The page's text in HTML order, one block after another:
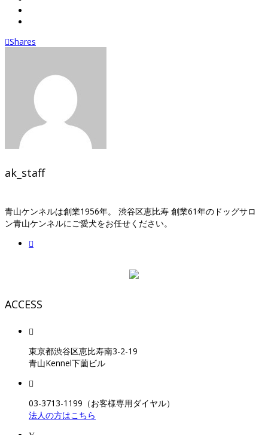
Shares
ak_staff
青山ケンネルは創業1956年。 渋谷区恵比寿 創業61年のドッグサロ
ン青山ケンネルにご愛犬をお任せください。
ACCESS
東京都渋谷区恵比寿南3-2-19
青山Kennel下薗ビル
03-3713-1199（お客様専用ダイヤル）
法人の方はこちら